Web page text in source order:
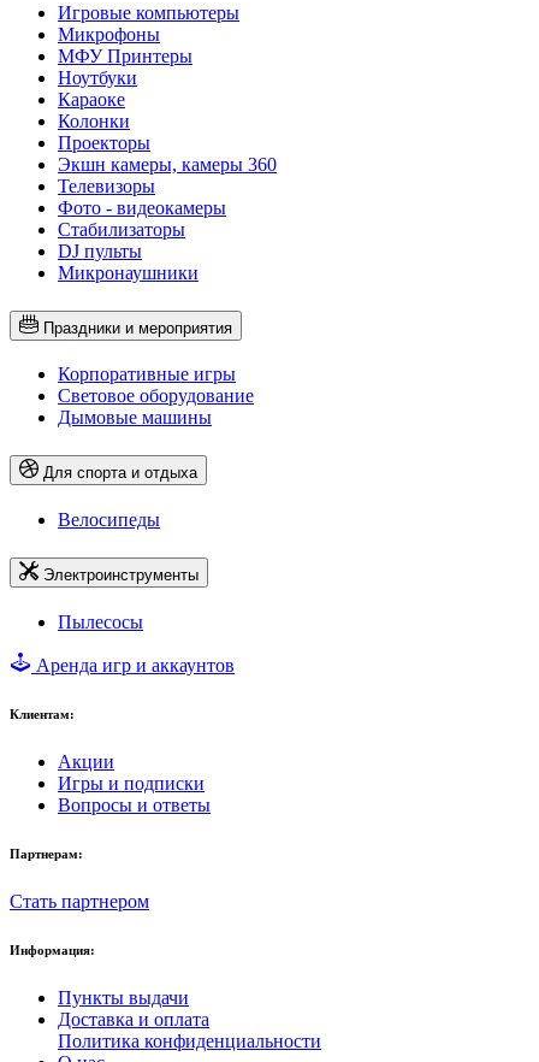
Игровые компьютеры
Микрофоны
МФУ Принтеры
Ноутбуки
Караоке
Колонки
Проекторы
Экшн камеры, камеры 360
Телевизоры
Фото - видеокамеры
Стабилизаторы
DJ пульты
Микронаушники
Праздники и мероприятия
Корпоративные игры
Световое оборудование
Дымовые машины
Для спорта и отдыха
Велосипеды
Электроинструменты
Пылесосы
Аренда игр и аккаунтов
Клиентам:
Акции
Игры и подписки
Вопросы и ответы
Партнерам:
Стать партнером
Информация:
Пункты выдачи
Доставка и оплата
Политика конфиденциальности